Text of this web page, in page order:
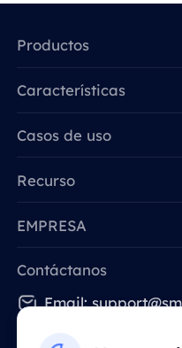
Productos
Características
Casos de uso
Recurso
EMPRESA
Contáctanos
Email: